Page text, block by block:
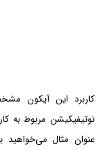
کاربرد این آیکون
نوتیفیکیشن مربوط به
عنوان مثال می‌خواهید